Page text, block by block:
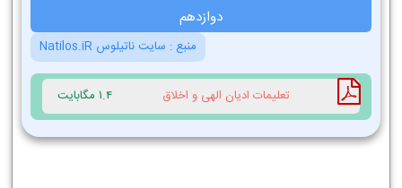
دوازدهم
منبع : سایت ناتیلوس Natilos.iR
تعلیمات ادیان الهی و اخلاق 1.4 مگابایت